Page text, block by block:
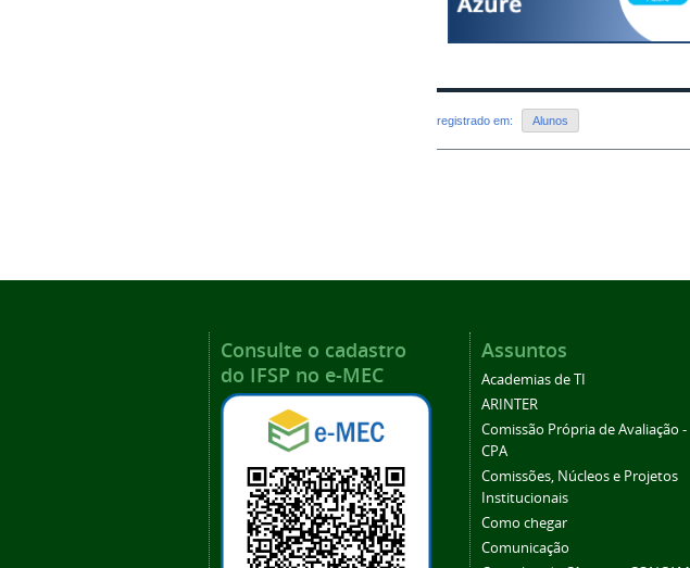
registrado em: Alunos
Consulte o cadastro
do IFSP no e-MEC
Assuntos
Academias de TI
ARINTER
Comissão Própria de Avaliação -
CPA
Comissões, Núcleos e Projetos
Institucionais
Como chegar
Comunicação